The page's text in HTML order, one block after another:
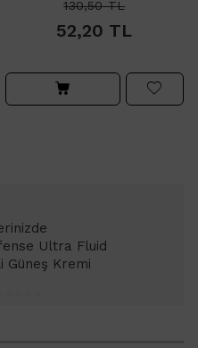
130,50TL
52,20 TL
Ultra Fluid
Güneş Kremi